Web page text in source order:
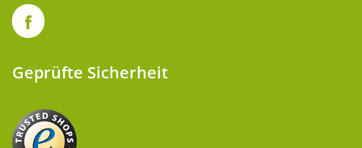
Geprüfte Sicherheit